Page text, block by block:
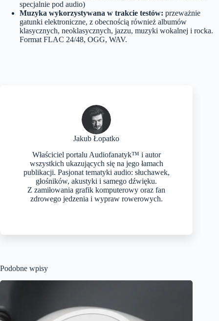
specjalnie pod audio)
Muzyka wykorzystywana w trakcie testów: przeważnie
gatunki elektroniczne, z obecnością również albumów
klasycznych, neoklasycznych, jazzu, muzyki wokalnej i rocka.
Format FLAC 24/48, OGG, WAV.
Jakub Łopatko
Właściciel portalu Audiofanatyk™ i autor
wszystkich ukazujących się na jego łamach
publikacji. Pasjonat tematyki audio: słuchawek,
głośników, akustyki i samego dźwięku.
Z zamiłowania grafik komputerowy oraz fan
zdrowego jedzenia i wypraw rowerowych.
Podobne wpisy